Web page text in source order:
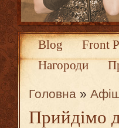
Blog Front
Нагороди
Головна »
Прийдімо